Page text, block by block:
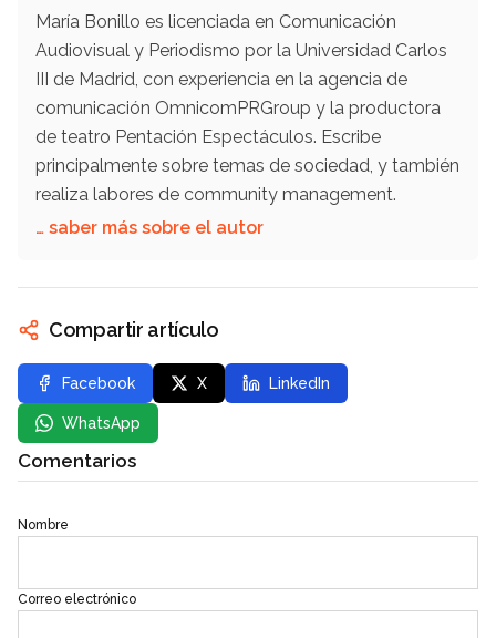
María Bonillo es licenciada en Comunicación
Audiovisual y Periodismo por la Universidad Carlos
III de Madrid, con experiencia en la agencia de
comunicación OmnicomPRGroup y la productora
de teatro Pentación Espectáculos. Escribe
principalmente sobre temas de sociedad, y también
realiza labores de community management.
… saber más sobre el autor
Compartir artículo
Facebook X LinkedIn
WhatsApp
Comentarios
Nombre
Correo electrónico